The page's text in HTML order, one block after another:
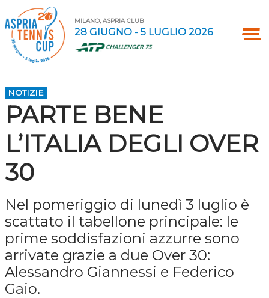
MILANO, ASPRIA CLUB
28 GIUGNO - 5 LUGLIO 2026
NOTIZIE
PARTE BENE
L’ITALIA DEGLI OVER
30
Nel pomeriggio di lunedì 3 luglio è
scattato il tabellone principale: le
prime soddisfazioni azzurre sono
arrivate grazie a due Over 30:
Alessandro Giannessi e Federico
Gaio.